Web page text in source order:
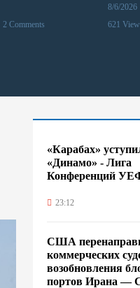
2 Comments
8/6/2026
621
«Карабах»
«Динамо» - Лига
Конференций
23:12
США
коммерческих
возобновления
портов Ирана —